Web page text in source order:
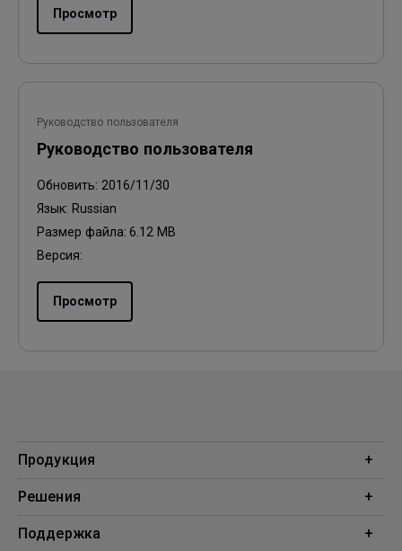
Просмотр
Руководство пользователя
Руководство пользователя
Обновить: 2016/11/30
Язык: Russian
Размер файла: 6.12 MB
Версия:
Просмотр
Продукция
Проекторы
Решения
Образование
Поддержка